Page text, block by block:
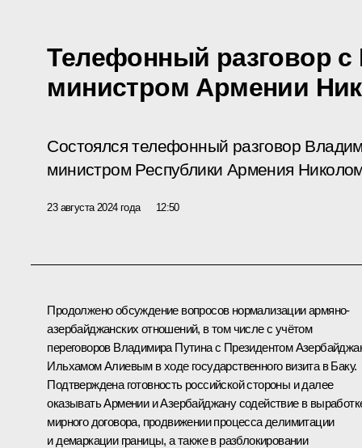
Телефонный разговор
министром Армении
Состоялся телефонный разговор
министром Республики Армения
23 августа 2024 года 12:50
Продолжено обсуждение вопросов нормализации армяно-
азербайджанских отношений, в том числе с учётом
переговоров Владимира Путина с Президентом
Ильхамом Алиевымв ходе государственного визитав Баку.
Подтверждена готовность российской стороны и далее
оказывать Армении и Азербайджану содействие в
мирного договора, продвижении процесса делимитации
и демаркации границы, а также в разблокировании